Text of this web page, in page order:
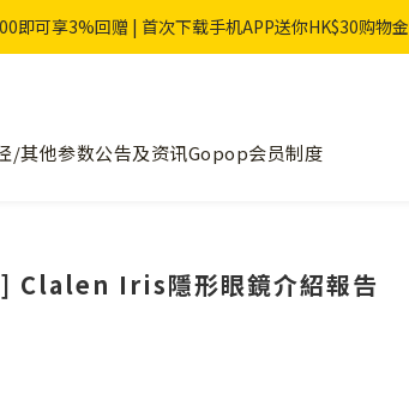
即可享3%回赠 | 首次下载手机APP送你HK$30购物金
/其他参数公告及资讯Gopop会员制度
Clalen Iris隱形眼鏡介紹報告